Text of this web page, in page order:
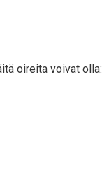
oireita voivat olla: